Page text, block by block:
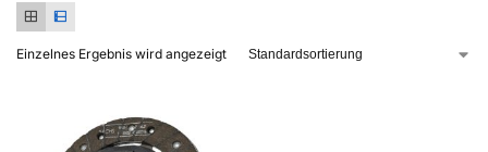
Einzelnes Ergebnis wird angezeigt